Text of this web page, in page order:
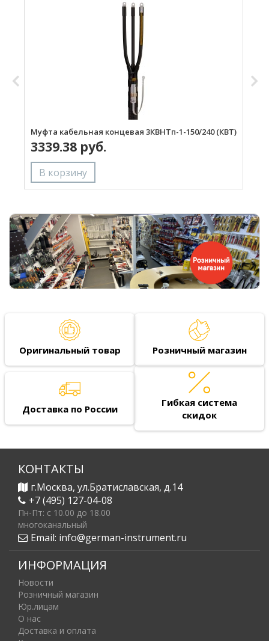
Муфта кабельная концевая 3КВНТп-1-150/240 (КВТ)
3339.38 руб.
Оригинальный товар Розничный магазин
Доставка по России
Гибкая система
скидок
КОНТАКТЫ
г.Москва, ул.Братиславская, д.14
+7 (495) 127-04-08
Пн-Пт: c 10.00 до 18.00
многоканальный
Email: info@german-instrument.ru
ИНФОРМАЦИЯ
Новости
Розничный магазин
Юр.лицам
О нас
Доставка и оплата